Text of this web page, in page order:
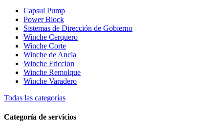
Capsul Pump
Power Block
Sistemas de Dirección de Gobierno
Winche Cerquero
Winche Corte
Winche de Ancla
Winche Friccion
Winche Remolque
Winche Varadero
Todas las categorías
Categoría de servicios